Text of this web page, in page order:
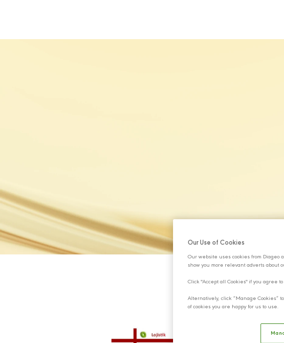
Our Use of Cookies
Our website uses cookies from
show you more relevant adverts about
Click "Accept all Cookies" if you agree
Alternatively, click “Manage Cookies”
of cookies you are happy for us to use.